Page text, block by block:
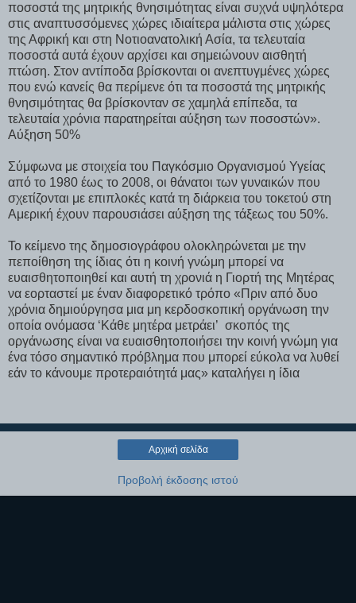
ποσοστά της μητρικής θνησιμότητας είναι συχνά υψηλότερα
στις αναπτυσσόμενες χώρες ιδιαίτερα μάλιστα στις χώρες
της Αφρική και στη Νοτιοανατολική Ασία, τα τελευταία
ποσοστά αυτά έχουν αρχίσει και σημειώνουν αισθητή
πτώση. Στον αντίποδα βρίσκονται οι ανεπτυγμένες χώρες
που ενώ κανείς θα περίμενε ότι τα ποσοστά της μητρικής
θνησιμότητας θα βρίσκονταν σε χαμηλά επίπεδα, τα
τελευταία χρόνια παρατηρείται αύξηση των ποσοστών».
Αύξηση 50%
Σύμφωνα με στοιχεία του Παγκόσμιο Οργανισμού Υγείας
από το 1980 έως το 2008, οι θάνατοι των γυναικών που
σχετίζονται με επιπλοκές κατά τη διάρκεια του τοκετού στη
Αμερική έχουν παρουσιάσει αύξηση της τάξεως του 50%.
Το κείμενο της δημοσιογράφου ολοκληρώνεται με την
πεποίθηση της ίδιας ότι η κοινή γνώμη μπορεί να
ευαισθητοποιηθεί και αυτή τη χρονιά η Γιορτή της Μητέρας
να εορταστεί με έναν διαφορετικό τρόπο «Πριν από δυο
χρόνια δημιούργησα μια μη κερδοσκοπική οργάνωση την
οποία ονόμασα ‘Κάθε μητέρα μετράει’ σκοπός της
οργάνωσης είναι να ευαισθητοποιήσει την κοινή γνώμη για
ένα τόσο σημαντικό πρόβλημα που μπορεί εύκολα να λυθεί
εάν το κάνουμε προτεραιότητά μας» καταλήγει η ίδια
Αρχική σελίδα
Προβολή έκδοσης ιστού